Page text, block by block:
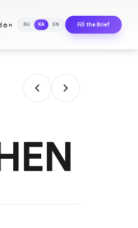
RU KA EN Fill the Brief